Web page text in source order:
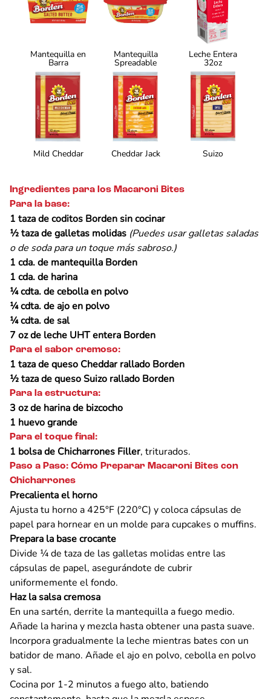
Mantequilla en
Barra
Mantequilla
Spreadable
Leche Entera
32oz
Mild Cheddar Cheddar Jack Suizo
Ingredientes para los Macaroni Bites
Para la base:
1 taza de coditos Borden sin cocinar
½ taza de galletas molidas (Puedes usar galletas saladas
o de soda para un toque más sabroso.)
1 cda. de mantequilla Borden
1 cda. de harina
¼ cdta. de cebolla en polvo
¼ cdta. de ajo en polvo
¼ cdta. de sal
7 oz de leche UHT entera Borden
Para el sabor cremoso:
1 taza de queso Cheddar rallado Borden
½ taza de queso Suizo rallado Borden
Para la estructura:
3 oz de harina de bizcocho
1 huevo grande
Para el toque final:
1 bolsa de Chicharrones Filler, triturados.
Paso a Paso: Cómo Preparar Macaroni Bites con
Chicharrones
Precalienta el horno
Ajusta tu horno a 425°F (220°C) y coloca cápsulas de
papel para hornear en un molde para cupcakes o muffins.
Prepara la base crocante
Divide ¼ de taza de las galletas molidas entre las
cápsulas de papel, asegurándote de cubrir
uniformemente el fondo.
Haz la salsa cremosa
En una sartén, derrite la mantequilla a fuego medio.
Añade la harina y mezcla hasta obtener una pasta suave.
Incorpora gradualmente la leche mientras bates con un
batidor de mano. Añade el ajo en polvo, cebolla en polvo
y sal.
Cocina por 1-2 minutos a fuego alto, batiendo